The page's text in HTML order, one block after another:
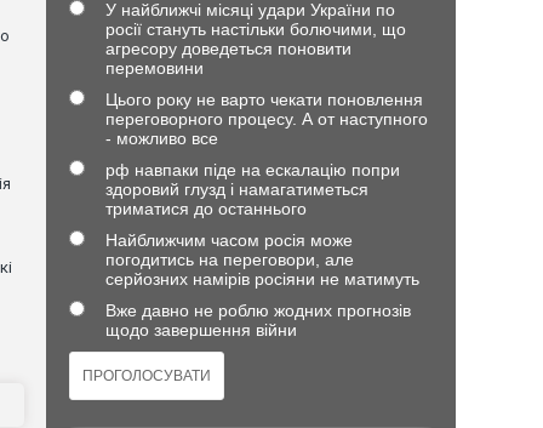
У найближчі місяці удари України по
росії стануть настільки болючими, що
агресору доведеться поновити
перемовини
Цього року не варто чекати поновлення
переговорного процесу. А от наступного
- можливо все
рф навпаки піде на ескалацію попри
здоровий глузд і намагатиметься
триматися до останнього
Найближчим часом росія може
погодитись на переговори, але
серйозних намірів росіяни не матимуть
Вже давно не роблю жодних прогнозів
щодо завершення війни